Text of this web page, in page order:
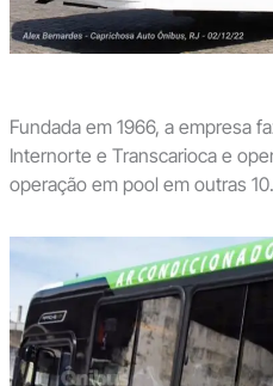
Fundada em 1966, a empresa
Internorte e Transcarioca e
operação em pool em outras 10.